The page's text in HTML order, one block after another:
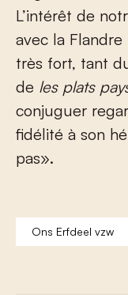
L’intérêt de
avec la Flandre
très fort, tant
de les plats
conjuguer
fidélité à son
pas».
Ons Erfdeel vzw